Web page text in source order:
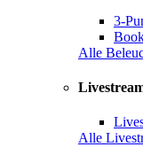
3-
Alle
Alle